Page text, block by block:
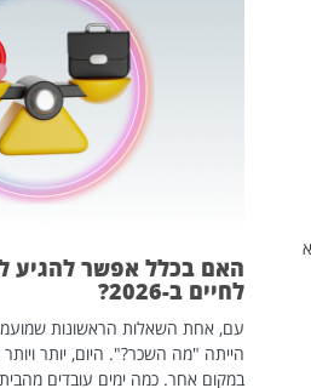
האם בכלל אפשר להגיע
לחיים ב-2026?
עם, אחת השאלות הראשונות
הייתה "מה השכר?". היום, יותר
במקום אחר. כמה ימים עובדים